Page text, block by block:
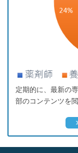
定期的に、最新の
部のコンテンツを